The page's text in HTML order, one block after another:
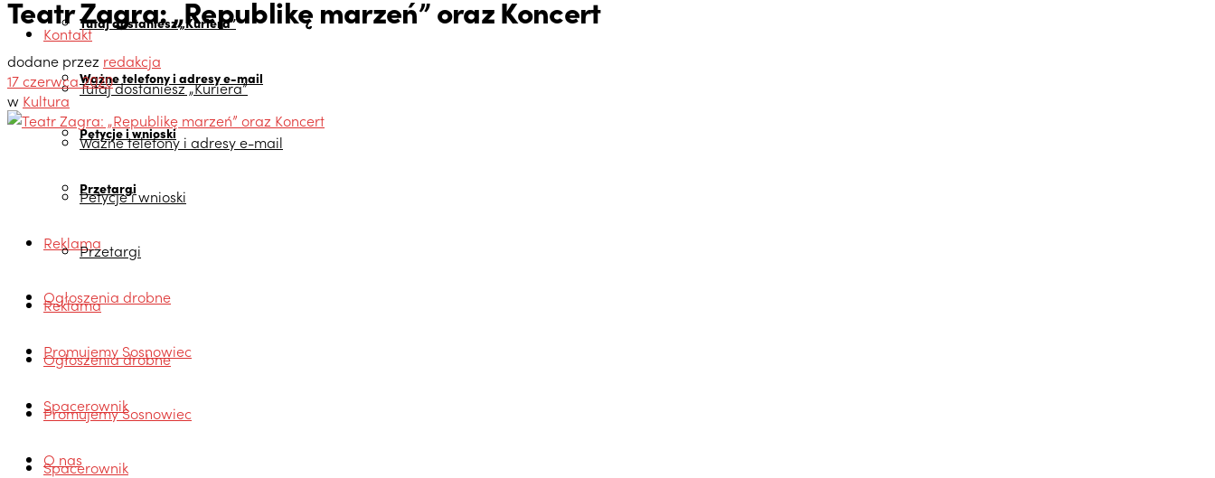
Tutaj dostaniesz „Kuriera”
Ważne telefony i adresy e-mail
Petycje i wnioski
Przetargi
Reklama
Ogłoszenia drobne
Promujemy Sosnowiec
Spacerownik
O nas
Kontakt
Tutaj dostaniesz „Kuriera”
Ważne telefony i adresy e-mail
Petycje i wnioski
Przetargi
Reklama
Ogłoszenia drobne
Promujemy Sosnowiec
Spacerownik
Teatr Zagra: „Republikę marzeń” oraz Koncert
dodane przez redakcja
17 czerwca 2020
w Kultura